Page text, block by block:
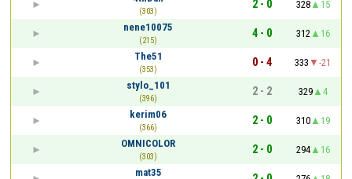
(303)
2 - 0 328
15
nene10075
(215)
4 - 0 312
16
The51
(353)
0 - 4 333
-21
stylo_101
(396)
2 - 2 329
4
kerim06
(366)
2 - 0 310
19
OMNICOLOR
(303)
2 - 0 294
16
mat35